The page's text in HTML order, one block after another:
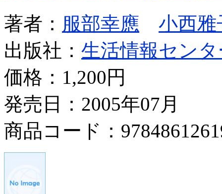
著者： 服部幸應
小西雅
出版社： 生活情報セン
価格： 1,200円
発売日：2005年07月
商品コード：